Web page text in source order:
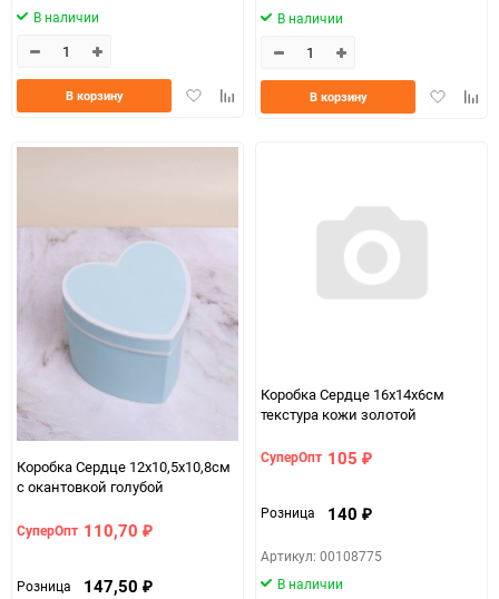
В наличии
ДобавитьДобавить
В корзину
В наличии
Добавить
В корзину
Коробка Сердце 12х10,5х10,8см
с окантовкой голубой
СуперОпт 110,70 ₽
Розница 147,50 ₽
Коробка Сердце 16х14х6см
текстура кожи золотой
СуперОпт 105 ₽
Розница 140 ₽
Артикул: 00108775
В наличии